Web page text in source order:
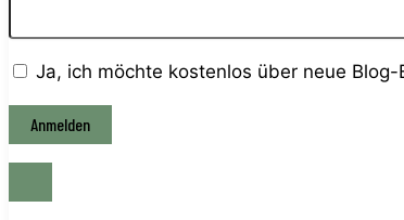
Ja, ich möchte kostenlos über neue